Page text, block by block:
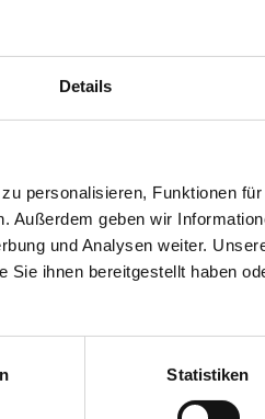
Details
personalisieren, Funktionen
Außerdem geben wir
und Analysen weiter.
ihnen bereitgestellt haben
Statistiken
und wurde mit der Note 1,0
mit dem Thema "Das
Rollenspiel", die in
Monster Meadows
seitige Dokumentation.